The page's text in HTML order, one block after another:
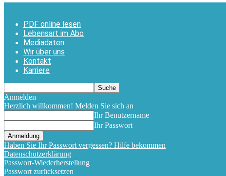
PDF online lesen
Lebensart im Abo
Mediadaten
Wir über uns
Kontakt
Karriere
Anmelden
Herzlich willkommen! Melden Sie sich an
Ihr Benutzername
Ihr Passwort
Haben Sie Ihr Passwort vergessen? Hilfe bekommen
Datenschutzerklärung
Passwort-Wiederherstellung
Passwort zurücksetzen